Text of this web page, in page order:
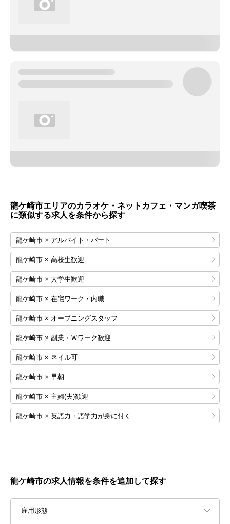
龍ケ崎市エリアのカラオケ・ネットカフェ・マンガ喫茶
に類似する求人を条件から探す
龍ケ崎市 × アルバイト・パート
龍ケ崎市 × 高校生歓迎
龍ケ崎市 × 大学生歓迎
龍ケ崎市 × 在宅ワーク・内職
龍ケ崎市 × オープニングスタッフ
龍ケ崎市 × 副業・Ｗワーク歓迎
龍ケ崎市 × ネイル可
龍ケ崎市 × 早朝
龍ケ崎市 × 主婦(夫)歓迎
龍ケ崎市 × 英語力・語学力が身に付く
龍ケ崎市の求人情報を条件を追加して探す
雇用形態